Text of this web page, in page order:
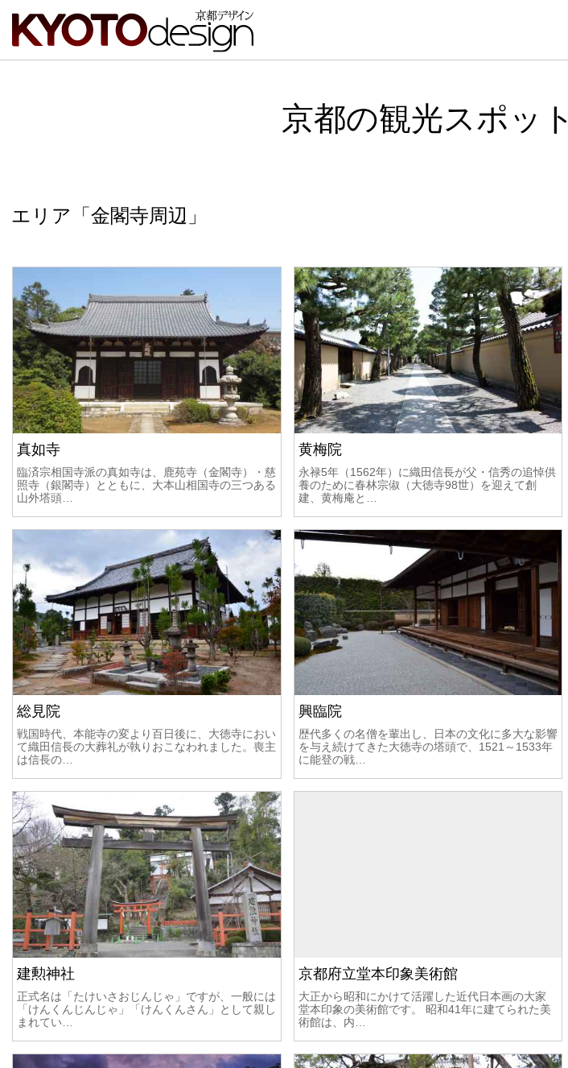
京都の観光スポット
エリア「金閣寺周辺」
真如寺
臨済宗相国寺派の真如寺は、鹿苑寺（金閣寺）・慈
照寺（銀閣寺）とともに、大本山相国寺の三つある
山外塔頭…
黄梅院
永禄5年（1562年）に織田信長が父・信秀の追悼供
養のために春林宗俶（大徳寺98世）を迎えて創
建、黄梅庵と…
総見院
戦国時代、本能寺の変より百日後に、大徳寺におい
て織田信長の大葬礼が執りおこなわれました。喪主
は信長の…
興臨院
歴代多くの名僧を輩出し、日本の文化に多大な影響
を与え続けてきた大徳寺の塔頭で、1521～1533年
に能登の戦…
建勲神社
正式名は「たけいさおじんじゃ」ですが、一般には
「けんくんじんじゃ」「けんくんさん」として親し
まれてい…
京都府立堂本印象美術館
大正から昭和にかけて活躍した近代日本画の大家
堂本印象の美術館です。 昭和41年に建てられた美
術館は、内…